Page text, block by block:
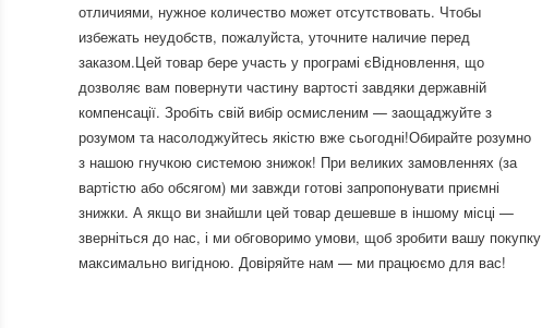
отличиями, нужное количество может отсутствовать. Чтобы
избежать неудобств, пожалуйста, уточните наличие перед
заказом.Цей товар бере участь у програмі єВідновлення, що
дозволяє вам повернути частину вартості завдяки державній
компенсації. Зробіть свій вибір осмисленим — заощаджуйте з
розумом та насолоджуйтесь якістю вже сьогодні!Обирайте розумно
з нашою гнучкою системою знижок! При великих замовленнях (за
вартістю або обсягом) ми завжди готові запропонувати приємні
знижки. А якщо ви знайшли цей товар дешевше в іншому місці —
зверніться до нас, і ми обговоримо умови, щоб зробити вашу покупку
максимально вигідною. Довіряйте нам — ми працюємо для вас!